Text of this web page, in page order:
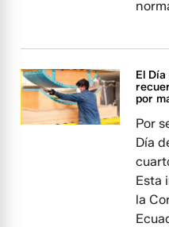
El
por
Por
Día
Esta
la